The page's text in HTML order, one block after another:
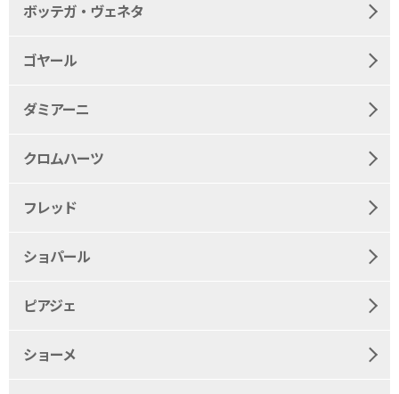
ボッテガ・ヴェネタ
ゴヤール
ダミアーニ
クロムハーツ
フレッド
ショパール
ピアジェ
ショーメ